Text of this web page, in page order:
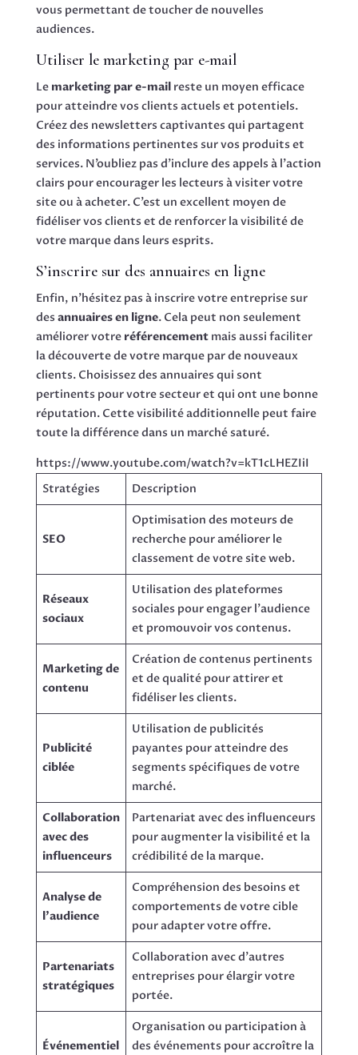
vous permettant de toucher de nouvelles
audiences.
Utiliser le marketing par e-mail
Le marketing par e-mailreste un moyen efficace
pour atteindre vos clients actuels et potentiels.
Créez des newsletters captivantes qui partagent
des informations pertinentes sur vos produits et
services. N’oubliez pas d’inclure des appels à l’action
clairs pour encourager les lecteurs à visiter votre
site ou à acheter. C’est un excellent moyen de
fidéliser vos clients et de renforcer la visibilité de
votre marque dans leurs esprits.
S’inscrire sur des annuaires en ligne
Enfin, n’hésitez pas à inscrire votre entreprise sur
des annuaires en ligne. Cela peut non seulement
améliorer votre référencementmais aussi faciliter
la découverte de votre marque par de nouveaux
clients. Choisissez des annuaires qui sont
pertinents pour votre secteur et qui ont une bonne
réputation. Cette visibilité additionnelle peut faire
toute la différence dans un marché saturé.
https://www.youtube.com/watch?v=kT1cLHEZIiI
Stratégies
Description
SEO
Optimisation des moteurs de
recherche pour améliorer le
classement de votre site web.
Réseaux
sociaux
Utilisation des plateformes
sociales pour engager l’audience
et promouvoir vos contenus.
Marketing de
contenu
Création de contenus pertinents
et de qualité pour attirer et
fidéliser les clients.
Publicité
ciblée
Utilisation de publicités
payantes pour atteindre des
segments spécifiques de votre
marché.
Collaboration
avec des
influenceurs
Partenariat avec des influenceurs
pour augmenter la visibilité et la
crédibilité de la marque.
Analyse de
l’audience
Compréhension des besoins et
comportements de votre cible
pour adapter votre offre.
Partenariats
stratégiques
Collaboration avec d’autres
entreprises pour élargir votre
portée.
Événementiel
Organisation ou participation à
des événements pour accroître la